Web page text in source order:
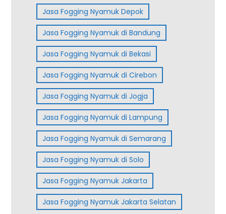
Jasa Fogging Nyamuk Depok
Jasa Fogging Nyamuk di Bandung
Jasa Fogging Nyamuk di Bekasi
Jasa Fogging Nyamuk di Cirebon
Jasa Fogging Nyamuk di Jogja
Jasa Fogging Nyamuk di Lampung
Jasa Fogging Nyamuk di Semarang
Jasa Fogging Nyamuk di Solo
Jasa Fogging Nyamuk Jakarta
Jasa Fogging Nyamuk Jakarta Selatan